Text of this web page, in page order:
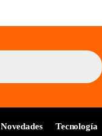
Novedades Tecnología